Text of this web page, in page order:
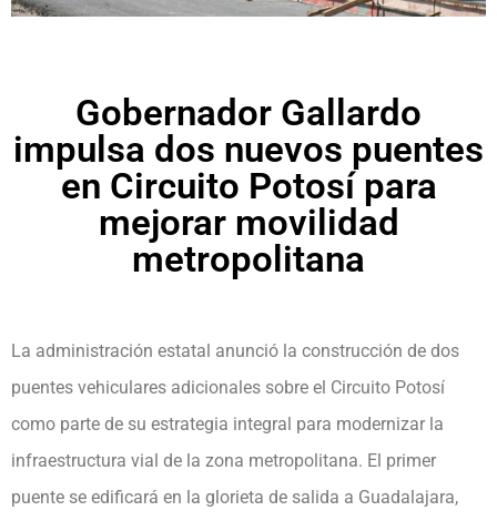
Gobernador Gallardo
impulsa dos nuevos puentes
en Circuito Potosí para
mejorar movilidad
metropolitana
La administración estatal anunció la construcción de dos
puentes vehiculares adicionales sobre el Circuito Potosí
como parte de su estrategia integral para modernizar la
infraestructura vial de la zona metropolitana. El primer
puente se edificará en la glorieta de salida a Guadalajara,